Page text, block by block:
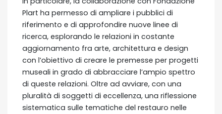
Plart ha permesso di ampliare i pubblici di
riferimento e di approfondire nuove linee di
ricerca, esplorando le relazioni in costante
aggiornamento fra arte, architettura e design
con l’obiettivo di creare le premesse per progetti
museali in grado di abbracciare l’ampio spettro
di queste relazioni. Oltre ad avviare, con una
pluralità di soggetti di eccellenza, una riflessione
sistematica sulle tematiche del restauro nelle